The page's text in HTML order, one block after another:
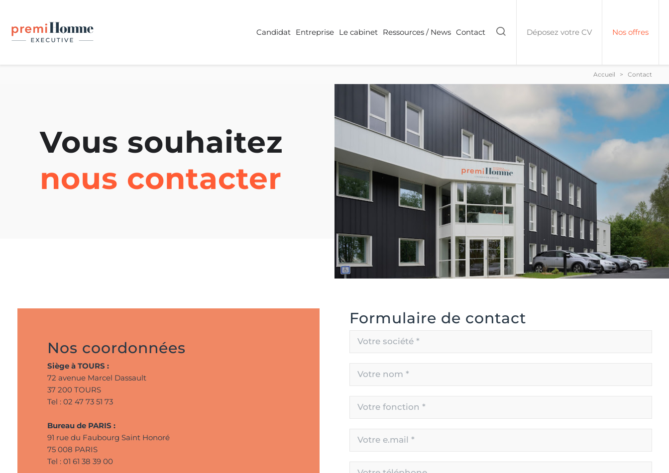
Candidat Entreprise Le cabinet Ressources / News Contact RechercherDéposez votre CV Nos offres
Accueil > Contact
Vous souhaitez
nous contacter
Nos coordonnées
Siège à TOURS :
72 avenue Marcel Dassault
37 200 TOURS
Tel : 02 47 73 51 73
Bureau de PARIS :
91 rue du Faubourg Saint Honoré
75 008 PARIS
Tel : 01 61 38 39 00
Formulaire de contact